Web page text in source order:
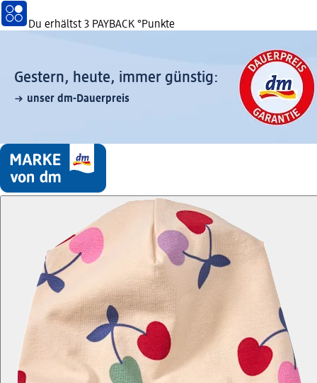
Du erhältst 3 PAYBACK °Punkte
Gestern, heute, immer günstig:
unser dm-Dauerpreis